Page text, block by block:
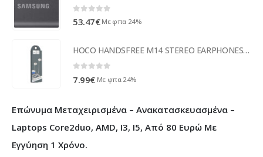
53.47€ Με φπα 24%
HOCO HANDSFREE M14 STEREO EARPHONES white
7.99€ Με φπα 24%
Επώνυμα Μεταχειρισμένα – Ανακατασκευασμένα –
Laptops Core2duo, AMD, I3, I5, Από 80 Ευρώ Με
Εγγύηση 1 Χρόνο.